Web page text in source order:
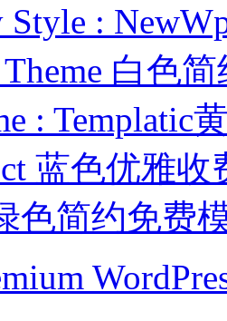
Style :
白色
: Templatic
蓝色优雅收
色简约免费